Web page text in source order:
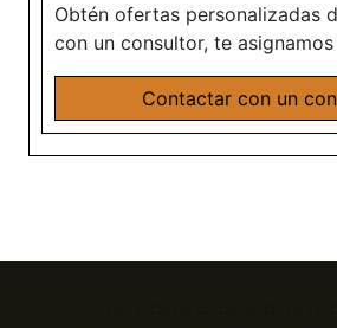
Obtén ofertas personalizadas
con un consultor, te asignamos
Contactar con un